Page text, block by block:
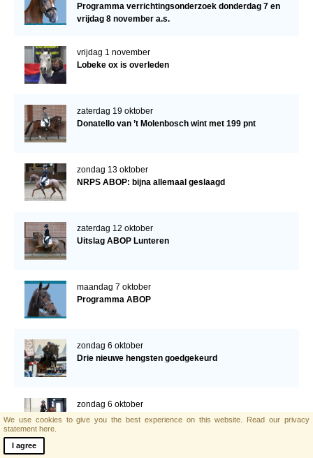
Programma verrichtingsonderzoek donderdag 7 en
vrijdag 8 november a.s.
vrijdag 1 november
Lobeke ox is overleden
zaterdag 19 oktober
Donatello van ’t Molenbosch wint met 199 pnt
zondag 13 oktober
NRPS ABOP: bijna allemaal geslaagd
zaterdag 12 oktober
Uitslag ABOP Lunteren
maandag 7 oktober
Programma ABOP
zondag 6 oktober
Drie nieuwe hengsten goedgekeurd
zondag 6 oktober
Vierjarige NRPS’ers top bij DPC
We use cookies to give you the best experience on this website. Read our privacy
statement here.
I agree